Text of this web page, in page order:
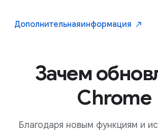
Дополнительнаяинформация
Зачем
Chrome
Благодаря новым функциям и